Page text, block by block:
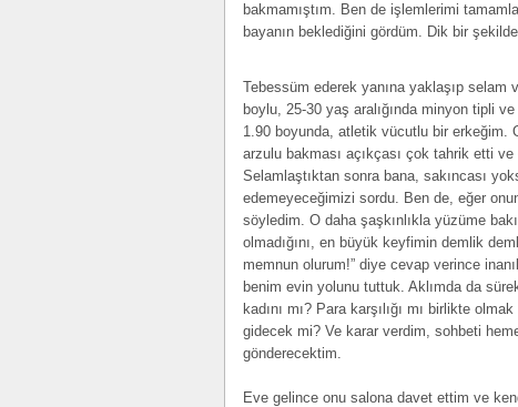
bakmamıştım. Ben de işlemlerimi
bayanın beklediğini gördüm. Dik bir
Tebessüm ederek yanına yaklaşıp selam
boylu, 25-30 yaş aralığında minyon tipli
1.90 boyunda, atletik vücutlu bir erkeğim.
arzulu bakması açıkçası çok tahrik etti
Selamlaştıktan sonra bana, sakıncası
edemeyeceğimizi sordu. Ben de, eğer
söyledim. O daha şaşkınlıkla yüzüme
olmadığını, en büyük keyfimin demlik
memnun olurum!” diye cevap verince
benim evin yolunu tuttuk. Aklımda da
kadını mı? Para karşılığı mı birlikte
gidecek mi? Ve karar verdim, sohbeti
gönderecektim.
Eve gelince onu salona davet ettim ve